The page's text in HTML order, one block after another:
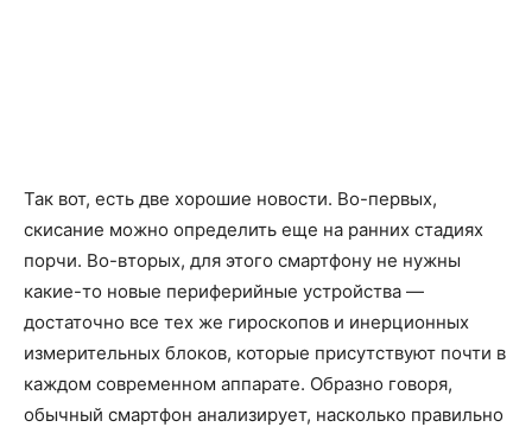
Так вот, есть две хорошие новости. Во-первых,
скисание можно определить еще на ранних стадиях
порчи. Во-вторых, для этого смартфону не нужны
какие-то новые периферийные устройства —
достаточно все тех же гироскопов и инерционных
измерительных блоков, которые присутствуют почти в
каждом современном аппарате. Образно говоря,
обычный смартфон анализирует, насколько правильно